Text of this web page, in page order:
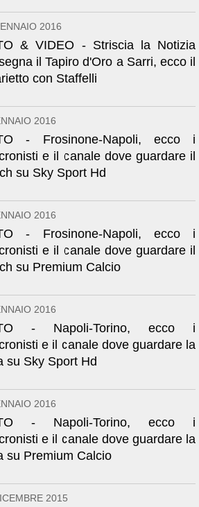
2016
& VIDEO - Striscia la Notizia
il Tapiro d'Oro a Sarri, ecco il
con Staffelli
2016
- Frosinone-Napoli, ecco i
e il canale dove guardare il
su Sky Sport Hd
2016
- Frosinone-Napoli, ecco i
e il canale dove guardare il
su Premium Calcio
2016
- Napoli-Torino, ecco i
e il canale dove guardare la
su Sky Sport Hd
2016
- Napoli-Torino, ecco i
e il canale dove guardare la
su Premium Calcio
2015